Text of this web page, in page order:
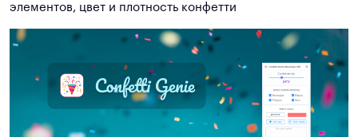
элементов, цвет и плотность конфетти